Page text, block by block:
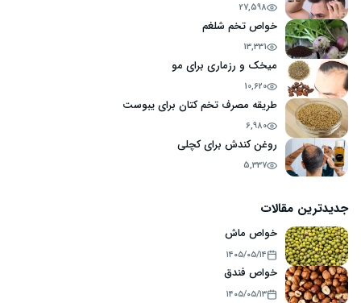
27,598
خواص تخم شلغم
13,331
میخک و رزماری برای مو
10,620
طریقه مصرف تخم کتان برای یبوست
6,980
روغن کندش برای کچلی
5,337
جدیدترین مقالات
خواص ماش
۱۴۰۵/۰۵/۱۴
خواص فندق
۱۴۰۵/۰۵/۱۳